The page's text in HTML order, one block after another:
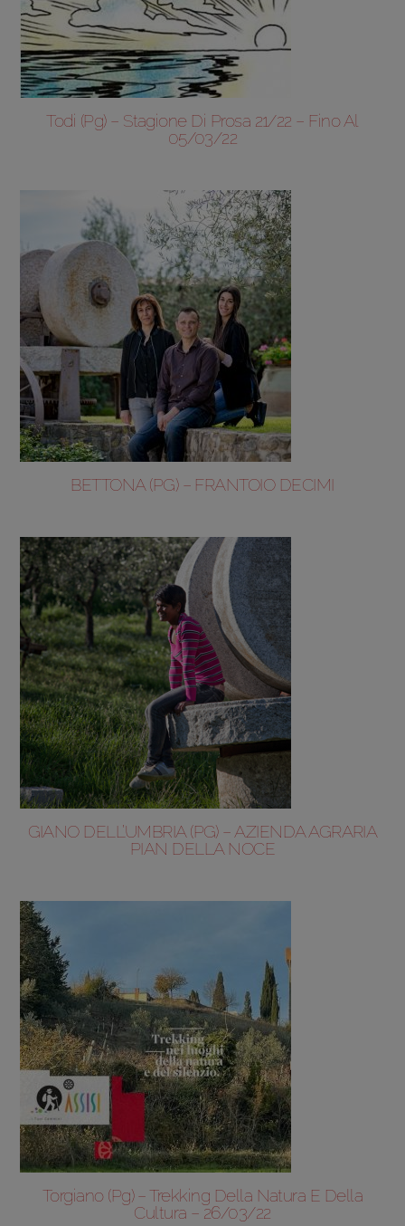
Todi (Pg) – Stagione Di Prosa 21/22 – Fino Al
05/03/22
BETTONA (PG) – FRANTOIO DECIMI
GIANO DELL’UMBRIA (PG) – AZIENDA AGRARIA
PIAN DELLA NOCE
Torgiano (Pg) – Trekking Della Natura E Della
Cultura – 26/03/22